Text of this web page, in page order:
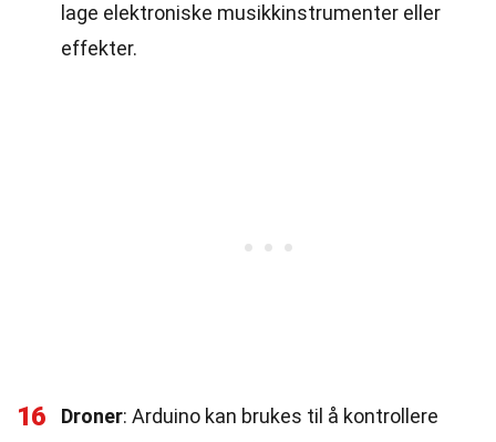
lage elektroniske musikkinstrumenter eller
effekter.
16 Droner: Arduino kan brukes til å kontrollere